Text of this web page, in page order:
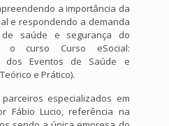
a importância da
e respondendo a demanda
saúde e segurança do
o curso Curso eSocial:
dos Eventos de Saúde e
e Prático).
especializados em
Fábio Lucio, referência na